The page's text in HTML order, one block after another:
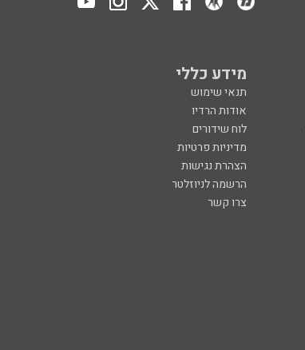
מידע כללי
תנאי שימוש
אודות הרדיו
לוח שידורים
מדיניות פרטיות
הצהרת נגישות
הרשמה לניוזלטר
צרו קשר